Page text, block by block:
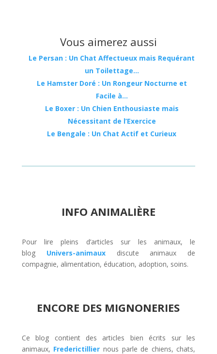
Vous aimerez aussi
Le Persan : Un Chat Affectueux mais Requérant
un Toilettage…
Le Hamster Doré : Un Rongeur Nocturne et
Facile à…
Le Boxer : Un Chien Enthousiaste mais
Nécessitant de l’Exercice
Le Bengale : Un Chat Actif et Curieux
INFO ANIMALIÈRE
Pour lire pleins d’articles sur les animaux, le
blog Univers-animauxdiscute animaux de
compagnie, alimentation, éducation, adoption, soins.
ENCORE DES MIGNONERIES
Ce blog contient des articles bien écrits sur les
animaux, Frederictillier nous parle de chiens, chats,